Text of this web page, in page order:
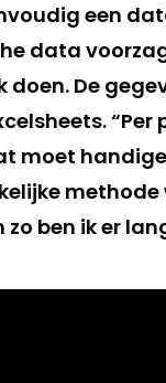
een
data
De
moet
ben ik er